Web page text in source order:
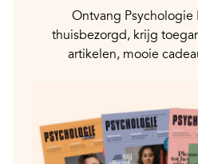
Ontvang Psychologie
thuisbezorgd, krijg
artikelen, mooie